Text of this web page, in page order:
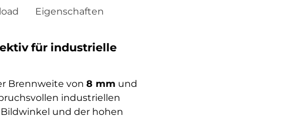
Eigenschaften
für industrielle
Brennweite von 8 mm und
industriellen
und der hohen